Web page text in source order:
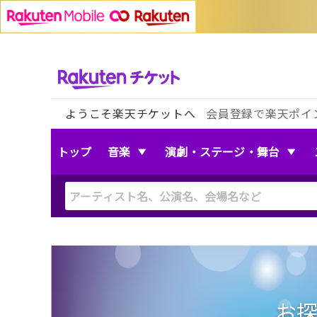
ようこそ楽天チケットへ 会員登録で楽天ポ
トップ 音楽 演劇・ステージ・舞台